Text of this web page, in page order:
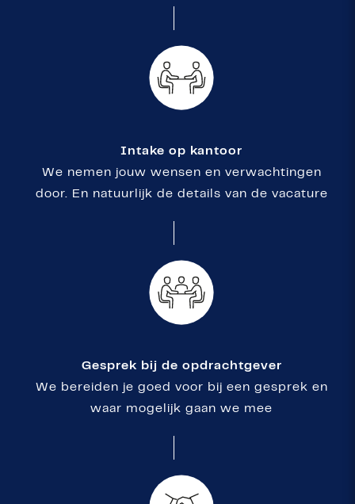
Intake op kantoor
We nemen jouw wensen en verwachtingen
door. En natuurlijk de details van de vacature
Gesprek bij de opdrachtgever
We bereiden je goed voor bij een gesprek en
waar mogelijk gaan we mee